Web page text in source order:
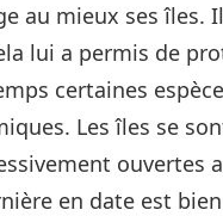
au mieux ses îles.
lui a permis de
certaines
Les îles se
ouvertes
en date est